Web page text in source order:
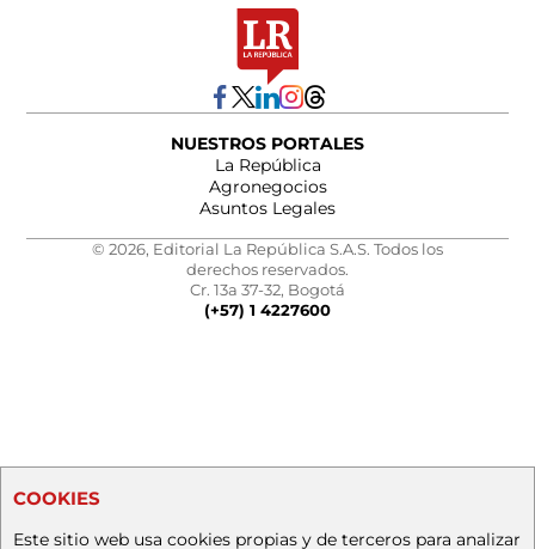
NUESTROS PORTALES
La República
Agronegocios
Asuntos Legales
© 2026, Editorial La República S.A.S. Todos los
derechos reservados.
Cr. 13a 37-32, Bogotá
(+57) 1 4227600
COOKIES
Este sitio web usa cookies propias y de terceros para analizar